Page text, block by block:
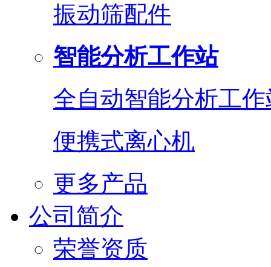
振动筛配件
智能分析工作站
全自动智能分析工作
便携式离心机
更多产品
公司简介
荣誉资质